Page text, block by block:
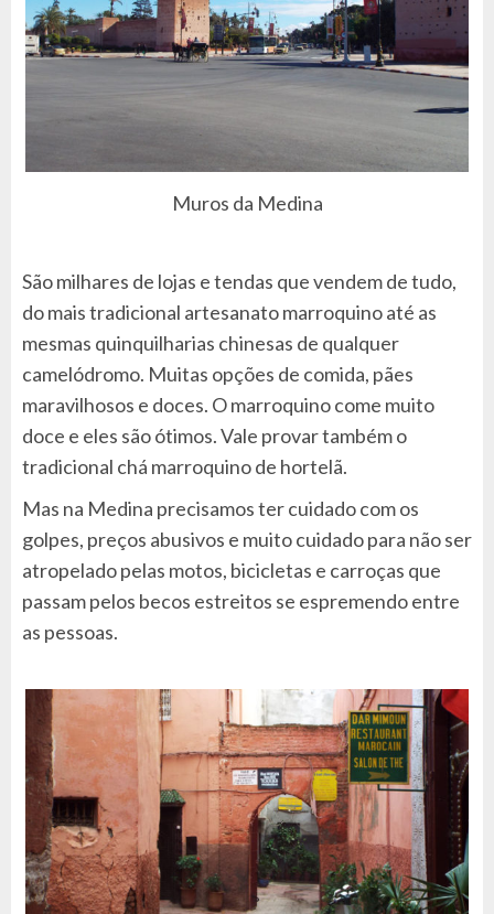
Muros da Medina
São milhares de lojas e tendas que vendem de tudo,
do mais tradicional artesanato marroquino até as
mesmas quinquilharias chinesas de qualquer
camelódromo. Muitas opções de comida, pães
maravilhosos e doces. O marroquino come muito
doce e eles são ótimos. Vale provar também o
tradicional chá marroquino de hortelã.
Mas na Medina precisamos ter cuidado com os
golpes, preços abusivos e muito cuidado para não ser
atropelado pelas motos, bicicletas e carroças que
passam pelos becos estreitos se espremendo entre
as pessoas.